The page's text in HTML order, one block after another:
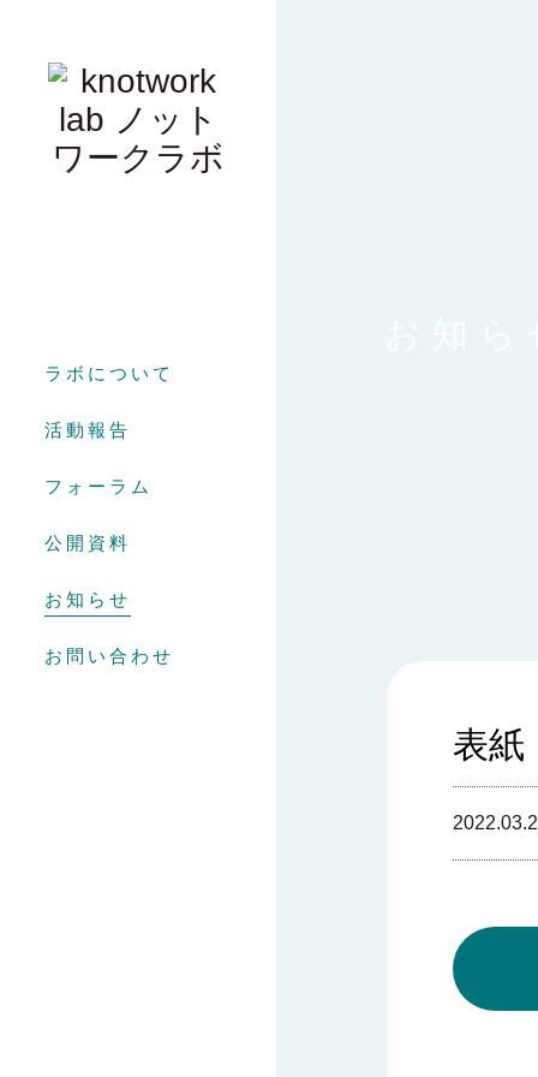
ラボについて
活動報告
フォーラム
公開資料
お知らせ
お問い合わせ
表紙